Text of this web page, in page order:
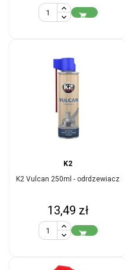

K2
K2 Vulcan 250ml - odrdzewiacz
Cena
13,49 zł
